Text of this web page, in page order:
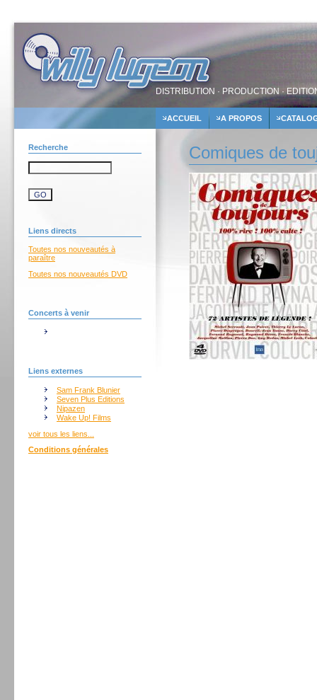
DISTRIBUTION · PRODUCTION ·
ACCUEIL A PROPOS
Recherche
Liens directs
Toutes nos nouveautés à
paraître
Toutes nos nouveautés DVD
Concerts à venir
Liens externes
Sam Frank Blunier
Seven Plus Editions
Nipazen
Wake Up! Films
voir tous les liens...
Conditions générales
Comiques de